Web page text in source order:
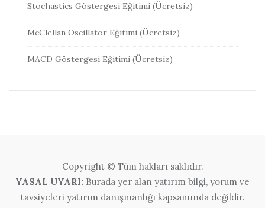
Stochastics Göstergesi Eğitimi (Ücretsiz)
McClellan Oscillator Eğitimi (Ücretsiz)
MACD Göstergesi Eğitimi (Ücretsiz)
Copyright © Tüm hakları saklıdır.
YASAL UYARI: Burada yer alan yatırım bilgi, yorum ve
tavsiyeleri yatırım danışmanlığı kapsamında değildir.